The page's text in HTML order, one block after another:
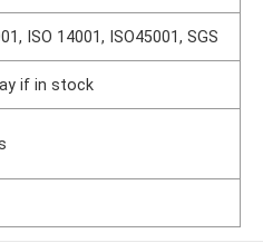
ISO 14001, ISO45001, SGS
if in stock